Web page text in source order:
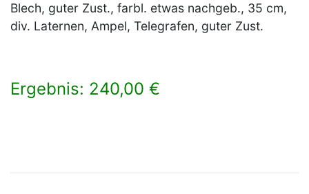
Blech, guter Zust., farbl. etwas nachgeb., 35 cm,
div. Laternen, Ampel, Telegrafen, guter Zust.
Ergebnis: 240,00 €